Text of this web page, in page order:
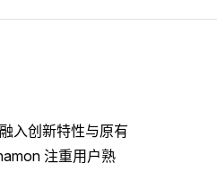
入创新特性与原有
注重用户熟